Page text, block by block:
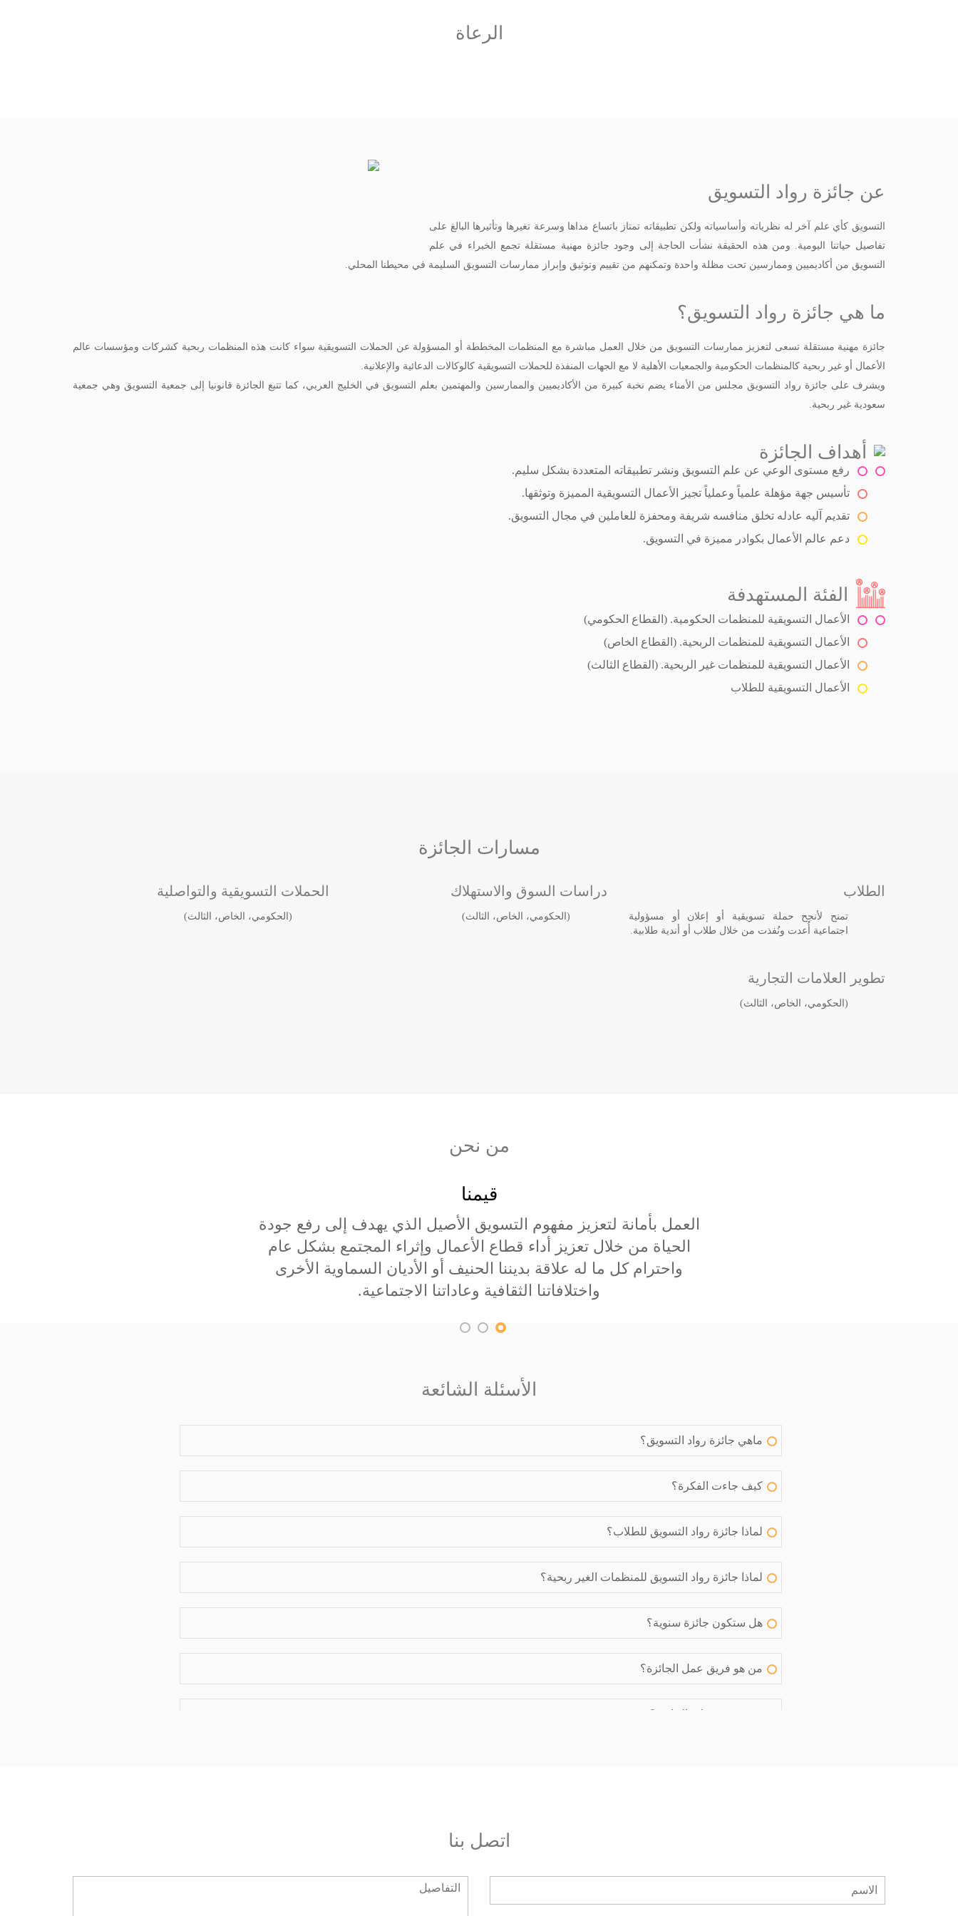
الرعاة
عن جائزة رواد التسويق
التسويق كأي علم آخر له نظرياته وأساسياته ولكن تطبيقاته تمتاز باتساع مداها وسرعة تغيرها وتأثيرها البالغ على
تفاصيل حياتنا اليومية. ومن هذه الحقيقة نشأت الحاجة إلى وجود جائزة مهنية مستقلة تجمع الخبراء في علم
التسويق من أكاديميين وممارسين تحت مظلة واحدة وتمكنهم من تقييم وتوثيق وإبراز ممارسات التسويق السليمة في محيطنا المحلي.
ما هي جائزة رواد التسويق؟
جائزة مهنية مستقلة تسعى لتعزيز ممارسات التسويق من خلال العمل مباشرة مع المنظمات المخططة أو المسؤولة عن الحملات التسويقية سواء كانت هذه المنظمات ربحية كشركات ومؤسسات عالم
الأعمال أو غير ربحية كالمنظمات الحكومية والجمعيات الأهلية لا مع الجهات المنفذة للحملات التسويقية كالوكالات الدعائية والإعلانية.
ويشرف على جائزة رواد التسويق مجلس من الأمناء يضم نخبة كبيرة من الأكاديميين والممارسين والمهتمين بعلم التسويق في الخليج العربي، كما تتبع الجائزة قانونيا إلى جمعية التسويق وهي جمعية
سعودية غير ربحية.
أهداف الجائزة
رفع مستوى الوعي عن علم التسويق ونشر تطبيقاته المتعددة بشكل سليم.
تأسيس جهة مؤهلة علمياً وعملياً تجيز الأعمال التسويقية المميزة وتوثقها.
تقديم آليه عادله تخلق منافسه شريفة ومحفزة للعاملين في مجال التسويق.
دعم عالم الأعمال بكوادر مميزة في التسويق.
الفئة المستهدفة
الأعمال التسويقية للمنظمات الحكومية. (القطاع الحكومي)
الأعمال التسويقية للمنظمات الربحية. (القطاع الخاص)
الأعمال التسويقية للمنظمات غير الربحية. (القطاع الثالث)
الأعمال التسويقية للطلاب
مسارات الجائزة
الطلاب
تمنح لأنجح حملة تسويقية أو إعلان أو مسؤولية
اجتماعية أُعدت ونُفذت من خلال طلاب أو أندية طلابية.
دراسات السوق والاستهلاك
(الحكومي، الخاص، الثالث)
الحملات التسويقية والتواصلية
(الحكومي، الخاص، الثالث)
تطوير العلامات التجارية
(الحكومي، الخاص، الثالث)
من نحن
رسالتنا
بناء جائزة عالمية للتسويق تعمل على تقدم علم التسويق من خلال
المصداقية والمعايير ذات الجودة العالية للمساهمة في بناء مجتمع
معرفي.
الأسئلة الشائعة
ماهي جائزة رواد التسويق؟
كيف جاءت الفكرة؟
لماذا جائزة رواد التسويق للطلاب؟
لماذا جائزة رواد التسويق للمنظمات الغير ربحية؟
هل ستكون جائزة سنوية؟
من هو فريق عمل الجائزة؟
من يشرف على الجائزة؟
من هم أعضاء اللجنة التنظيمية؟ وعلى أي اساس تم اختيارهم؟اتصل بنا